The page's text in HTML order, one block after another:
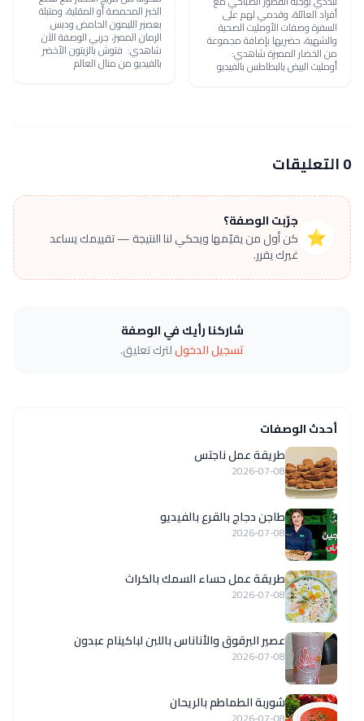
أفراد العائلة، وقدمي لهم على
السفرة وصفات الأومليت الصحية
والشهية، حضريها بإضافة مجموعة
من الخضار المميزة شاهدي:
أومليت البيض بالبطاطس بالفيديو
الخبز المحمصة أو المقلية، ومتبلة
بعصير الليمون الحامض ودبس
الرمان المميز، جربي الوصفة الآن
شاهدي: فتوش بالزيتون الأخضر
بالفيديو من منال العالم
0 التعليقات
⭐
جرّبت الوصفة؟
كن أول من يقيّمها ويحكي لنا النتيجة — تقييمك يساعد
غيرك يقرر.
شاركنا رأيك في الوصفة
تسجيل الدخوللترك تعليق.
أحدث الوصفات
طريقة عمل ناجتس
2026-07-08
طاجن دجاج بالقرع بالفيديو
2026-07-08
طريقة عمل حساء السمك بالكراث
2026-07-08
عصير البرقوق والأناناس باللبن لباكينام عبدون
2026-07-08
شوربة الطماطم بالريحان